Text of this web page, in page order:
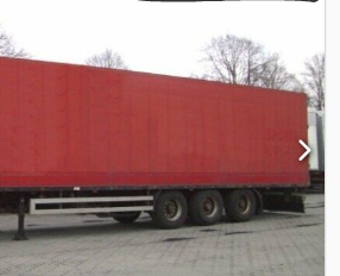
mm
de portal, trilhos de amarração
Sommer para transporte
SOBRE ACESSÓRIOS SEM GARANTIA,
prévia e erros! Cjdpfei Rqamex Abzoha